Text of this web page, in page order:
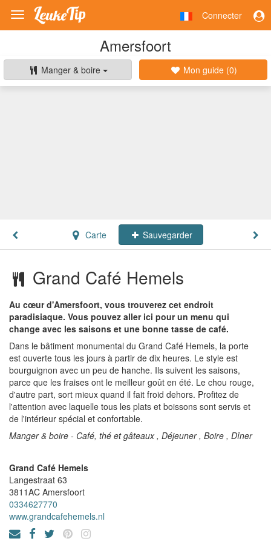
Toggle
navigation
Connecter
Amersfoort
Manger & boire Mon guide (0)
Carte Sauvegarder
Grand Café Hemels
Au cœur d'Amersfoort, vous trouverez cet endroit
paradisiaque. Vous pouvez aller ici pour un menu qui
change avec les saisons et une bonne tasse de café.
Dans le bâtiment monumental du Grand Café Hemels, la porte
est ouverte tous les jours à partir de dix heures. Le style est
bourguignon avec un peu de hanche. Ils suivent les saisons,
parce que les fraises ont le meilleur goût en été. Le chou rouge,
d'autre part, sort mieux quand il fait froid dehors. Profitez de
l'attention avec laquelle tous les plats et boissons sont servis et
de l'intérieur spécial et confortable.
Manger & boire - Café, thé et gâteaux , Déjeuner , Boire , Dîner
Grand Café Hemels
Langestraat 63
3811AC Amersfoort
0334627770
www.grandcafehemels.nl